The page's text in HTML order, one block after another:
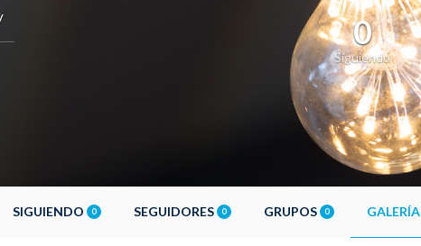
0
Siguiendo
SIGUIENDO 0 SEGUIDORES 0 GRUPOS 0 GALERÍA